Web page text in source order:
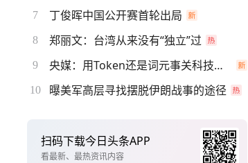
7 丁俊晖中国公开赛首轮出局
8 郑丽文：台湾从来没有“独立”过
9 央媒：用Token还是词元事关科技话语权
10 曝美军高层寻找摆脱伊朗战事的途径
扫码下载今日头条APP
看最新、最热资讯内容